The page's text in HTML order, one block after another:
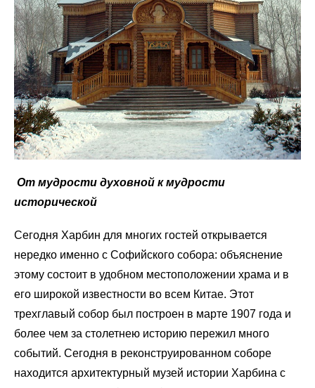
От мудрости духовной к мудрости
исторической
Сегодня Харбин для многих гостей открывается
нередко именно с Софийского собора: объяснение
этому состоит в удобном местоположении храма и в
его широкой известности во всем Китае. Этот
трехглавый собор был построен в марте 1907 года и
более чем за столетнею историю пережил много
событий. Сегодня в реконструированном соборе
находится архитектурный музей истории Харбина с